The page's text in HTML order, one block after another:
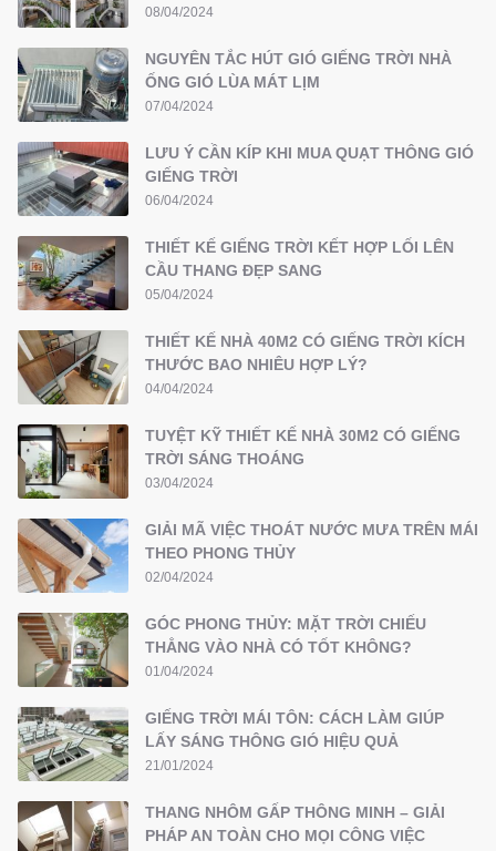
08/04/2024
NGUYÊN TẮC HÚT GIÓ GIẾNG TRỜI NHÀ
ỐNG GIÓ LÙA MÁT LỊM
07/04/2024
LƯU Ý CẦN KÍP KHI MUA QUẠT THÔNG GIÓ
GIẾNG TRỜI
06/04/2024
THIẾT KẾ GIẾNG TRỜI KẾT HỢP LỐI LÊN
CẦU THANG ĐẸP SANG
05/04/2024
THIẾT KẾ NHÀ 40M2 CÓ GIẾNG TRỜI KÍCH
THƯỚC BAO NHIÊU HỢP LÝ?
04/04/2024
TUYỆT KỸ THIẾT KẾ NHÀ 30M2 CÓ GIẾNG
TRỜI SÁNG THOÁNG
03/04/2024
GIẢI MÃ VIỆC THOÁT NƯỚC MƯA TRÊN MÁI
THEO PHONG THỦY
02/04/2024
GÓC PHONG THỦY: MẶT TRỜI CHIẾU
THẲNG VÀO NHÀ CÓ TỐT KHÔNG?
01/04/2024
GIẾNG TRỜI MÁI TÔN: CÁCH LÀM GIÚP
LẤY SÁNG THÔNG GIÓ HIỆU QUẢ
21/01/2024
THANG NHÔM GẤP THÔNG MINH – GIẢI
PHÁP AN TOÀN CHO MỌI CÔNG VIỆC